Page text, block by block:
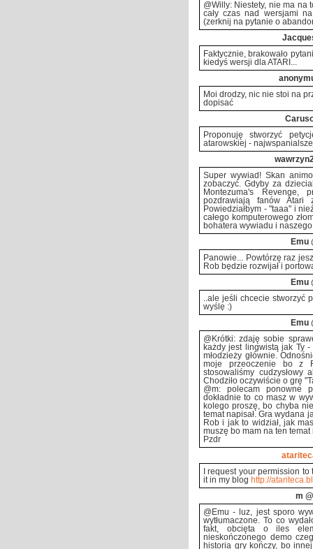
@Willy: Niestety, nie ma na
cały czas nad wersjami
(zerknij na pytanie o
Faktycznie, brakowało
kiedyś wersji dla ATARI...
Moi drodzy, nic nie stoi na
dopisać
Proponuję stworzyć
atarowskiej -
Super wywiad! Skan
zobaczyć. Gdyby za
Montezuma's Revenge,
pozdrawiają fanów
Powiedziałbym - "taaa" i
całego komputerowego
bohatera wywiadu i
Emu
Panowie... Powtórzę raz
Rob będzie rozwijał i
Emu
..ale jeśli chcecie stworzyć
wyślę :)
Emu
@Krótki: zdaję sobie
każdy jest lingwistą jak Ty
młodzieży głównie.
moje przeoczenie bo z
stosowaliśmy cudzysłowy
Chodziło oczywiście o grę
@m: polecam ponowne
dokładnie to co masz w
kolego proszę, bo chyba
temat napisał. Gra wydana
Rob i jak to widział, jak
muszę bo mam na ten temat
Pzdr
I request your permission
it in my blog http://
m
@Emu - luz, jest sporo
wytłumaczone. To co
fakt, obcięta o iles
nieskończonego demo
historia gry kończy, bo